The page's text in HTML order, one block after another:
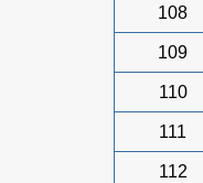
108
109
110
111
112